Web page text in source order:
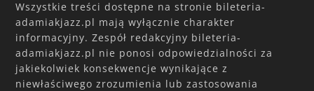
Wszystkie treści dostępne na stronie bileteria-
adamiakjazz.pl mają wyłącznie charakter
informacyjny. Zespół redakcyjny bileteria-
adamiakjazz.pl nie ponosi odpowiedzialności za
jakiekolwiek konsekwencje wynikające z
niewłaściwego zrozumienia lub zastosowania